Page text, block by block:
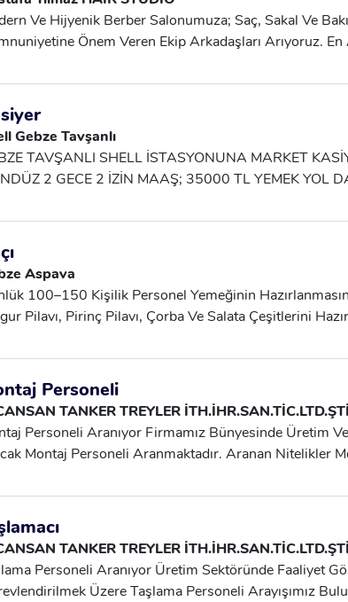
Ve Hijyenik Berber Salonumuza; Saç, Sakal Ve
Önem Veren Ekip Arkadaşları Arıyoruz.
Gebze Tavşanlı
TAVŞANLI SHELL İSTASYONUNA MARKET
2 GECE 2 İZİN MAAŞ; 35000 TL YEMEK YOL
Aspava
100–150 Kişilik Personel Yemeğinin
Pilavı, Pirinç Pilavı, Çorba Ve Salata Çeşitlerini
5 Yıl Deneyimli Ekip Arkadaşı Arıyoruz.
Personeli
TANKER TREYLER İTH.İHR.SAN.TİC.LTD.ŞTİ
Personeli Aranıyor Firmamız Bünyesinde Üretim
Montaj Personeli Aranmaktadır. Aranan Nitelikler
Iş Güvenliği Kurallarına Dikkat Eden Çalışma
Günleri: Hafta Içi Maaş: 35.000 TL – 55.000 TL
Fatih Cad.) Gebze – E5’e Yakın Güzergahlar Darıca
📌 Düzenli, Disiplinli Ve Uzun Süreli
Değerlendirilecektir.
TANKER TREYLER İTH.İHR.SAN.TİC.LTD.ŞTİ
Personeli Aranıyor Üretim Sektöründe Faaliyet
Üzere Taşlama Personeli Arayışımız